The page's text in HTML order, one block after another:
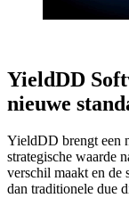
YieldDD
nieuwe
YieldDD brengt een
strategische waarde
verschil maakt en de
dan traditionele due